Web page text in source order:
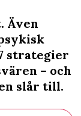
Även
strategier
– och
slår till.